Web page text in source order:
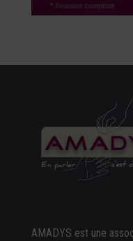
AMADYS est une